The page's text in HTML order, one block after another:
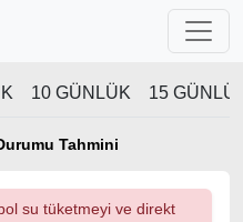
10 GÜNLÜK 15
Tahmini
su tüketmeyi ve direkt